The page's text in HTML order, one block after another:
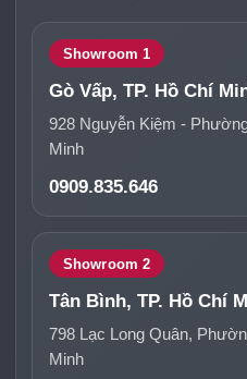
Showroom 1
Gò Vấp, TP. Hồ Chí
928 Nguyễn Kiệm -
Minh
0909.835.646
Showroom 2
Tân Bình, TP. Hồ Chí
798 Lạc Long Quân,
Minh